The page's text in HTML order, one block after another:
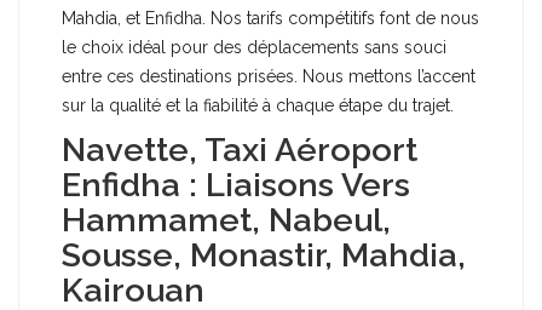
Mahdia, et Enfidha. Nos tarifs compétitifs font de nous
le choix idéal pour des déplacements sans souci
entre ces destinations prisées. Nous mettons l’accent
sur la qualité et la fiabilité à chaque étape du trajet.
Navette, Taxi Aéroport
Enfidha : Liaisons Vers
Hammamet, Nabeul,
Sousse, Monastir, Mahdia,
Kairouan